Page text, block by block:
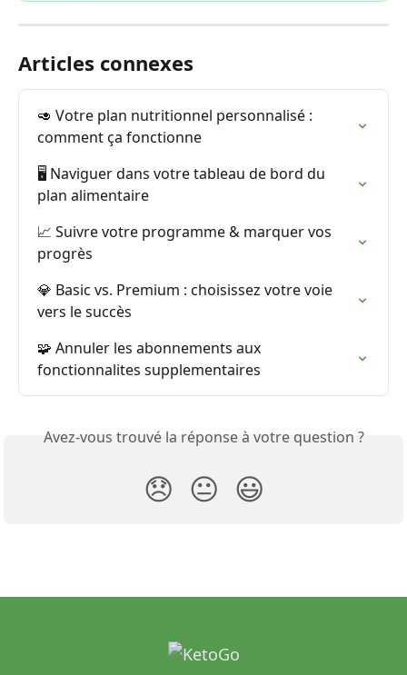
Articles connexes
🥑 Votre plan nutritionnel personnalisé :
comment ça fonctionne
🖥️ Naviguer dans votre tableau de bord du
plan alimentaire
📈 Suivre votre programme & marquer vos
progrès
💎 Basic vs. Premium : choisissez votre voie
vers le succès
🧩 Annuler les abonnements aux
fonctionnalites supplementaires
Avez-vous trouvé la réponse à votre question ?
😞 😐 😃